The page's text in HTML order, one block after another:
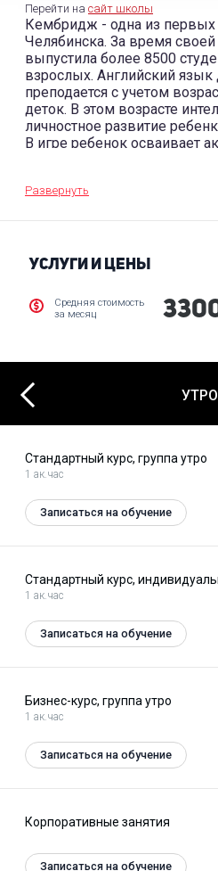
Перейти на сайт школы
Кембридж - одна из
Челябинска. За время
выпустила более 8500
взрослых. Английский язык
преподается с учетом
деток. В этом возрасте
личностное развитие
В игре ребенок осваивает
Преподаватели тонко
Развернуть
УСЛУГИ И ЦЕНЫ
Средняя стоимость
за месяц
Previous УТРО
Стандартный курс, группа утро
1 ак.час
Записаться на обучение
Стандартный курс,
1 ак.час
Записаться на обучение
Бизнес-курс, группа утро
1 ак.час
Записаться на обучение
Корпоративные занятия
Записаться на обучение